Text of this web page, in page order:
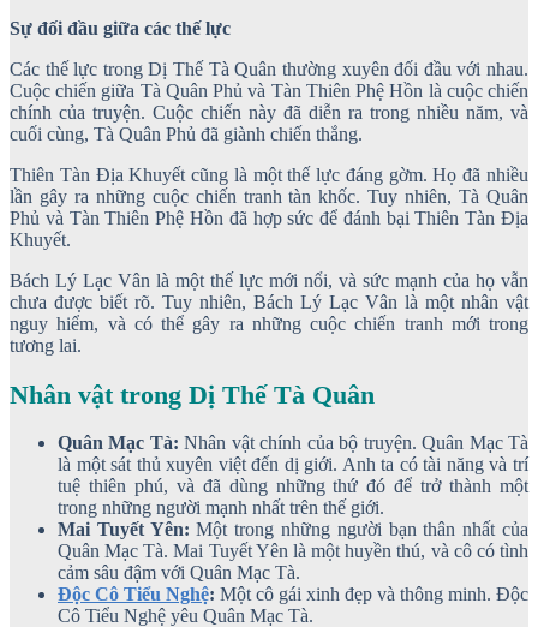
Sự đối đầu giữa các thế lực
Các thế lực trong Dị Thế Tà Quân thường xuyên đối đầu với nhau.
Cuộc chiến giữa Tà Quân Phủ và Tàn Thiên Phệ Hồn là cuộc chiến
chính của truyện. Cuộc chiến này đã diễn ra trong nhiều năm, và
cuối cùng, Tà Quân Phủ đã giành chiến thắng.
Thiên Tàn Địa Khuyết cũng là một thế lực đáng gờm. Họ đã nhiều
lần gây ra những cuộc chiến tranh tàn khốc. Tuy nhiên, Tà Quân
Phủ và Tàn Thiên Phệ Hồn đã hợp sức để đánh bại Thiên Tàn Địa
Khuyết.
Bách Lý Lạc Vân là một thế lực mới nổi, và sức mạnh của họ vẫn
chưa được biết rõ. Tuy nhiên, Bách Lý Lạc Vân là một nhân vật
nguy hiểm, và có thể gây ra những cuộc chiến tranh mới trong
tương lai.
Nhân vật trong Dị Thế Tà Quân
Quân Mạc Tà: Nhân vật chính của bộ truyện. Quân Mạc Tà
là một sát thủ xuyên việt đến dị giới. Anh ta có tài năng và trí
tuệ thiên phú, và đã dùng những thứ đó để trở thành một
trong những người mạnh nhất trên thế giới.
Mai Tuyết Yên: Một trong những người bạn thân nhất của
Quân Mạc Tà. Mai Tuyết Yên là một huyền thú, và cô có tình
cảm sâu đậm với Quân Mạc Tà.
Độc Cô Tiểu Nghệ: Một cô gái xinh đẹp và thông minh. Độc
Cô Tiểu Nghệ yêu Quân Mạc Tà.